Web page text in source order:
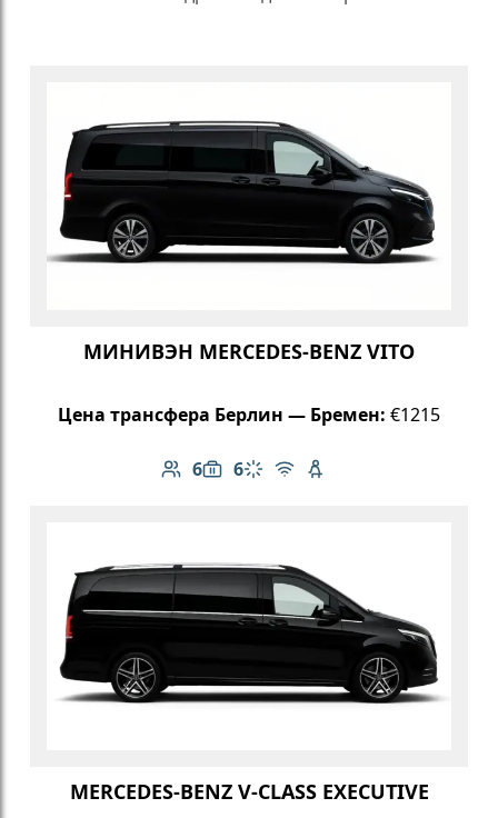
МИНИВЭН MERCEDES-BENZ VITO
Цена трансфера Берлин — Бремен: €1215
6
Количество пассажиров: 6
6
Вместимость багажа: 6
Климат-контроль
Бесплатный Wi-Fi
Детское кресло
MERCEDES-BENZ V-CLASS EXECUTIVE